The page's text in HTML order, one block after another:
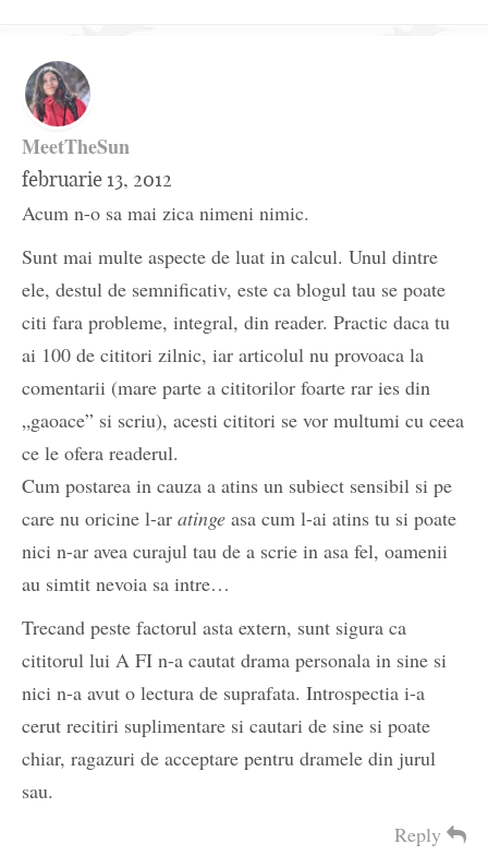
MeetTheSun
februarie 13, 2012
Acum n-o sa mai zica nimeni nimic.
Sunt mai multe aspecte de luat in calcul. Unul dintre
ele, destul de semnificativ, este ca blogul tau se poate
citi fara probleme, integral, din reader. Practic daca tu
ai 100 de cititori zilnic, iar articolul nu provoaca la
comentarii (mare parte a cititorilor foarte rar ies din
„gaoace” si scriu), acesti cititori se vor multumi cu ceea
ce le ofera readerul.
Cum postarea in cauza a atins un subiect sensibil si pe
care nu oricine l-ar atinge asa cum l-ai atins tu si poate
nici n-ar avea curajul tau de a scrie in asa fel, oamenii
au simtit nevoia sa intre…
Trecand peste factorul asta extern, sunt sigura ca
cititorul lui A FI n-a cautat drama personala in sine si
nici n-a avut o lectura de suprafata. Introspectia i-a
cerut recitiri suplimentare si cautari de sine si poate
chiar, ragazuri de acceptare pentru dramele din jurul
sau.
Reply